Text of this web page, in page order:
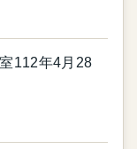
112年4月28